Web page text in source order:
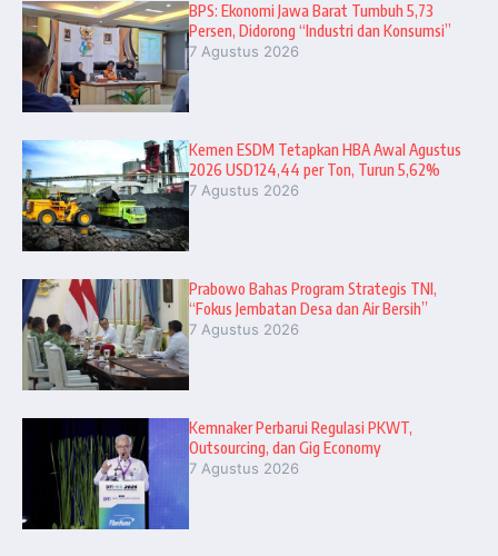
BPS: Ekonomi Jawa Barat Tumbuh 5,73
Persen, Didorong “Industri dan Konsumsi”
7 Agustus 2026
Kemen ESDM Tetapkan HBA Awal Agustus
2026 USD124,44 per Ton, Turun 5,62%
7 Agustus 2026
Prabowo Bahas Program Strategis TNI,
“Fokus Jembatan Desa dan Air Bersih”
7 Agustus 2026
Kemnaker Perbarui Regulasi PKWT,
Outsourcing, dan Gig Economy
7 Agustus 2026